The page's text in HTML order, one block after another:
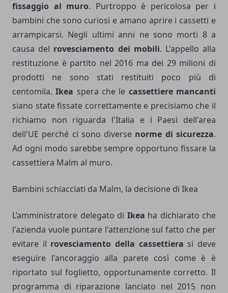
fissaggio al muro. Purtroppo è pericolosa per i
bambini che sono curiosi e amano aprire i cassetti e
arrampicarsi. Negli ultimi anni ne sono morti 8 a
causa del rovesciamento dei mobili. L'appello alla
restituzione è partito nel 2016 ma dei 29 milioni di
prodotti ne sono stati restituiti poco più di
centomila. Ikea spera che le cassettiere mancanti
siano state fissate correttamente e precisiamo che il
richiamo non riguarda l'Italia e i Paesi dell'area
dell'UE perché ci sono diverse norme di sicurezza.
Ad ogni modo sarebbe sempre opportuno fissare la
cassettiera Malm al muro.
Bambini schiacciati da Malm, la decisione di Ikea
L’amministratore delegato di Ikea ha dichiarato che
l'azienda vuole puntare l'attenzione sul fatto che per
evitare il rovesciamento della cassettiera si deve
eseguire l'ancoraggio alla parete così come è è
riportato sul foglietto, opportunamente corretto. Il
programma di riparazione lanciato nel 2015 non